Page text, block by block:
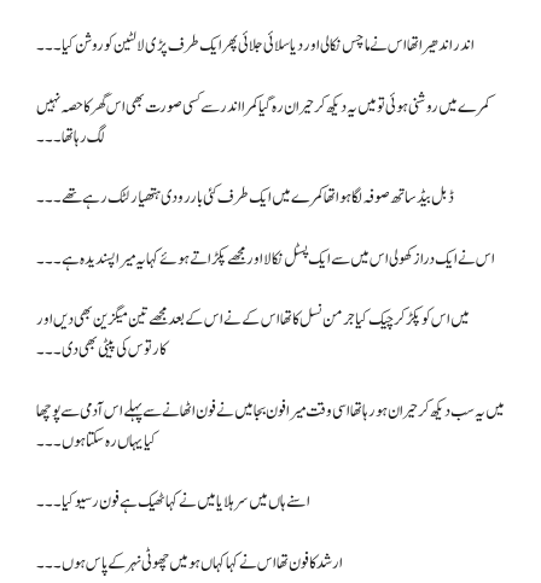
اندر اندھیرا تھا اس نے ماچس نکالی اور دیا سلائی جلائی پھر ایک طرف پڑی لالٹین کو روشن کیا۔۔۔
کمرے میں روشنی ہوئی تو میں یہ دیکھ کر حیران رہ گیا کمرا اندر سے کسی صورت بھی اس گھر کا حصہ نہیں
لگ رہا تھا۔۔۔
ڈبل بیڈ ساتھ صوفہ لگا ہوا تھا کمرے میں ایک طرف کئی باررودی ہتھیار لٹک رہے تھے۔۔۔
اس نے ایک دراز کھولی اس میں سے ایک پسٹل نکالا اور مجھے پکڑاتے ہوئے کہا یہ میرا پسندیدہ ہے۔۔۔
میں اس کو پکڑ کر چیک کیا جرمن نسل کا تھا اس کے نے اس کے بعد مجھے تین میگزین بھی دیں اور
کارتوس کی پیٹی بھی دی ۔۔۔
میں یہ سب دیکھ کر حیران ہو رہا تھا اسی وقت میرا فون بجا میں نے فون اٹھانے سے پہلے اس آدمی سے پوچھا
کیا یہاں رہ سکتا ہوں۔۔۔
ا سنے ہاں میں سر ہلایا میں نے کہا ٹھیک ہے فون رسیو کیا۔۔۔
ارشد کا فون تھا اس نے کہا کہاں ہو میں چھوٹی نہر کے پاس ہوں ۔۔۔